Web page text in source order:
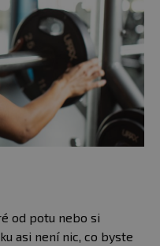
od potu nebo si
asi není nic, co byste